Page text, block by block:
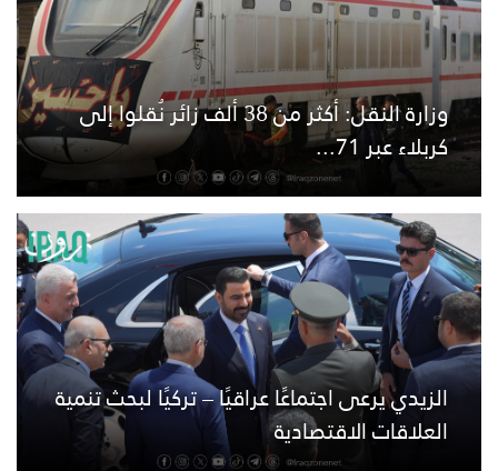
وزارة النقل: أكثر من 38 ألف زائر نُقلوا إلى
كربلاء عبر 71...
الزيدي يرعى اجتماعًا عراقيًا – تركيًا لبحث تنمية
العلاقات الاقتصادية